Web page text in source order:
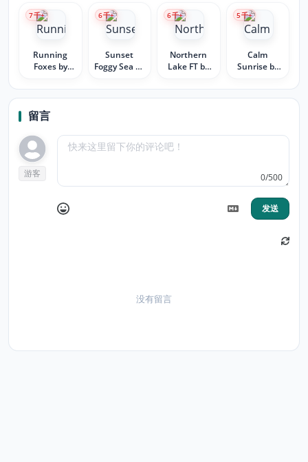
Running
Foxes by
7千+
Sunset
Foggy Sea by
6千+
Northern
Lake FT by
6千+
Calm
Sunrise by
5千+
留言
游客 0/500
发送
没有留言